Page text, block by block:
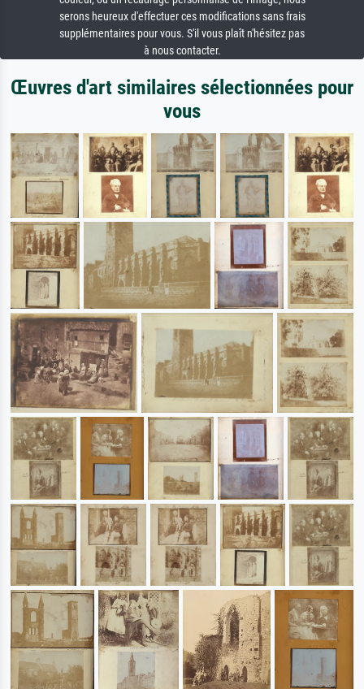
serons heureux d'effectuer ces modifications sans frais
supplémentaires pour vous. S'il vous plaît n'hésitez pas
à nous contacter.
Œuvres d'art similaires sélectionnées pour
vous